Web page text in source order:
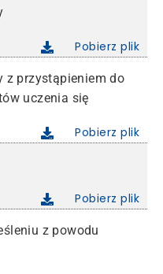
Pobierz plik
z przystąpieniem do
uczenia się
Pobierz plik
Pobierz plik
z powodu